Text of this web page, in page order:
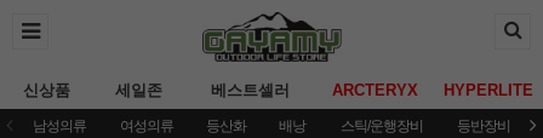
신상품 세일존 베스트셀러 ARCTERYX HYPERLITE
남성의류 여성의류 등산화 배낭 스틱/운행장비 등반장비